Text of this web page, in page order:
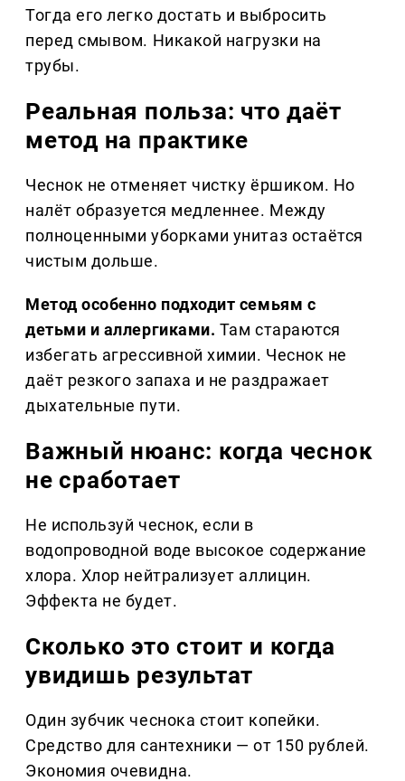
Тогда его легко достать и выбросить
перед смывом. Никакой нагрузки на
трубы.
Реальная польза: что даёт
метод на практике
Чеснок не отменяет чистку ёршиком. Но
налёт образуется медленнее. Между
полноценными уборками унитаз остаётся
чистым дольше.
Метод особенно подходит семьям с
детьми и аллергиками. Там стараются
избегать агрессивной химии. Чеснок не
даёт резкого запаха и не раздражает
дыхательные пути.
Важный нюанс: когда чеснок
не сработает
Не используй чеснок, если в
водопроводной воде высокое содержание
хлора. Хлор нейтрализует аллицин.
Эффекта не будет.
Сколько это стоит и когда
увидишь результат
Один зубчик чеснока стоит копейки.
Средство для сантехники — от 150 рублей.
Экономия очевидна.